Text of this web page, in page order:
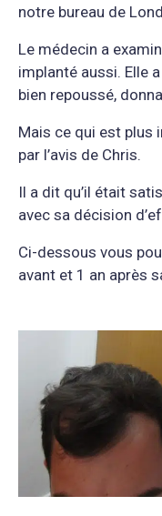
notre bureau de
Le médecin a
implanté aussi. Elle
bien repoussé,
Mais ce qui est plus
par l’avis de Chris.
Il a dit qu’il était
avec sa décision
Ci-dessous vous
avant et 1 an après